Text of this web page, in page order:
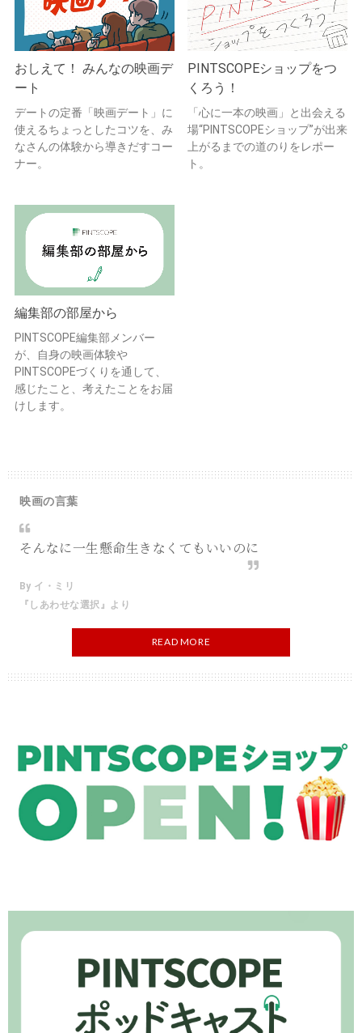
おしえて！ みんなの映画デ
ート
デートの定番「映画デート」に
使えるちょっとしたコツを、み
なさんの体験から導きだすコー
ナー。
PINTSCOPEショップをつ
くろう！
「心に一本の映画」と出会える
場“PINTSCOPEショップ”が出来
上がるまでの道のりをレポー
ト。
編集部の部屋から
PINTSCOPE編集部メンバー
が、自身の映画体験や
PINTSCOPEづくりを通して、
感じたこと、考えたことをお届
けします。
映画の言葉
そんなに一生懸命生きなくてもいいのに
By イ・ミリ
『しあわせな選択』より
READ MORE